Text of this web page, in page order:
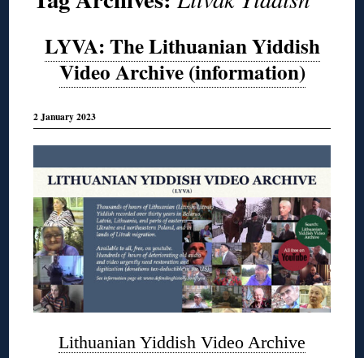
LYVA: The Lithuanian Yiddish
Video Archive (information)
2 January 2023
Lithuanian Yiddish Video Archive